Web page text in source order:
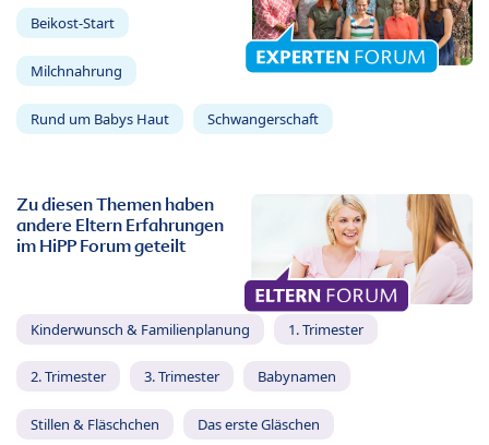
Beikost-Start
Milchnahrung
Rund um Babys Haut Schwangerschaft
Zu diesen Themen haben
andere Eltern Erfahrungen
im HiPP Forum geteilt
Kinderwunsch & Familienplanung 1. Trimester
2. Trimester 3. Trimester Babynamen
Stillen & Fläschchen Das erste Gläschen